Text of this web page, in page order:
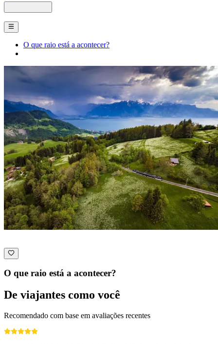
O que raio está a acontecer?
O que raio está a acontecer?
De viajantes como você
Recomendado com base em avaliações recentes